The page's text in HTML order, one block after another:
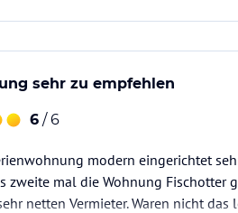
sehr zu empfehlen
6 / 6
modern eingerichtet
zweite mal die Wohnung
netten Vermieter. Waren nicht